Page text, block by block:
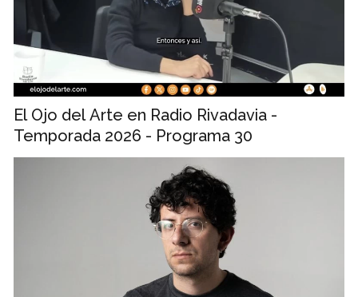
El Ojo del Arte en Radio Rivadavia -
Temporada 2026 - Programa 30